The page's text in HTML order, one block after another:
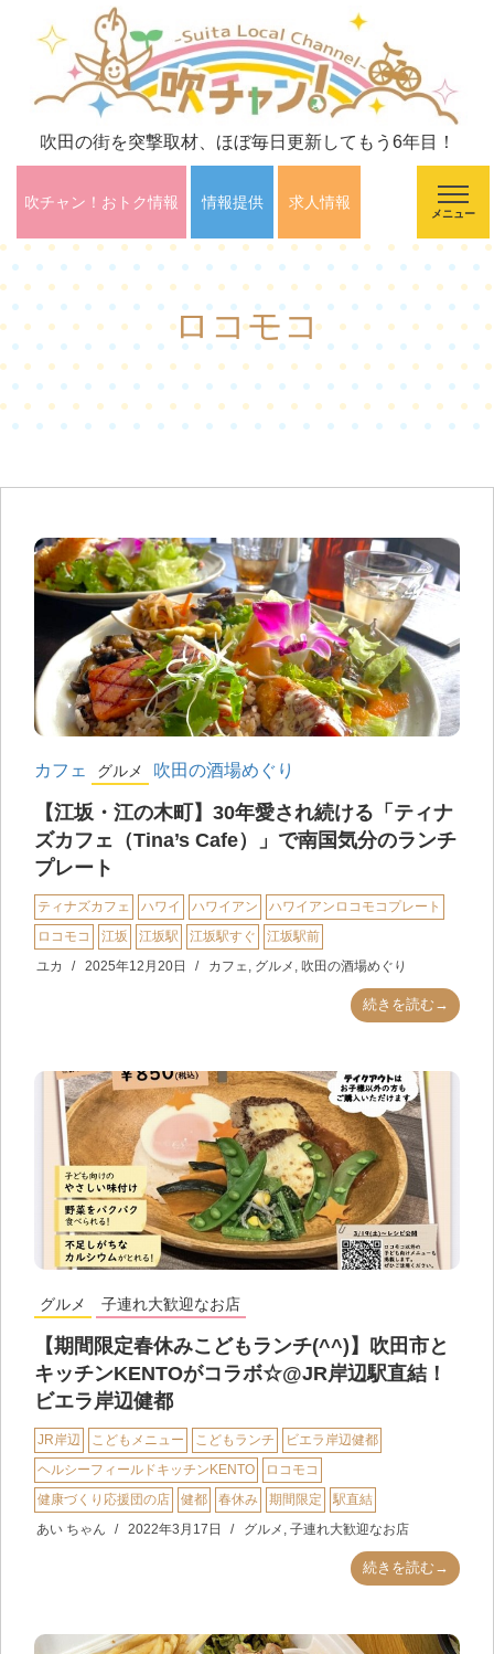
吹田の街を突撃取材、ほぼ毎日更新してもう6年目！
吹チャン！おトク情報 情報提供 求人情報
メニュー
ロコモコ
カフェ グルメ 吹田の酒場めぐり
【江坂・江の木町】30年愛され続ける「ティナ
ズカフェ（Tina’s Cafe）」で南国気分のランチ
プレート
ティナズカフェ ハワイ ハワイアン
ハワイアンロコモコプレート
ロコモコ
江坂 江坂駅 江坂駅すぐ
江坂駅前
ユカ
2025年12月20日 カフェ グルメ 吹田の酒場めぐり
続きを読む→
グルメ 子連れ大歓迎なお店
【期間限定春休みこどもランチ(^^)】吹田市と
キッチンKENTOがコラボ☆@JR岸辺駅直結！
ビエラ岸辺健都
JR岸辺 こどもメニュー こどもランチ
ビエラ岸辺健都
ヘルシーフィールドキッチンKENTO
ロコモコ
健康づくり応援団の店
健都 春休み 期間限定
駅直結
あい ちゃん
2022年3月17日 グルメ 子連れ大歓迎なお店
続きを読む→